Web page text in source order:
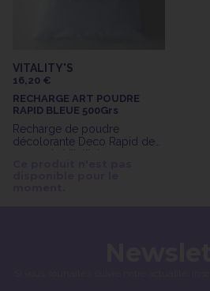
VITALITY'S
16,20 €
RECHARGE ART POUDRE
RAPID BLEUE 500Grs
Recharge de poudre
décolorante Deco Rapid de
500gr de Vitality's